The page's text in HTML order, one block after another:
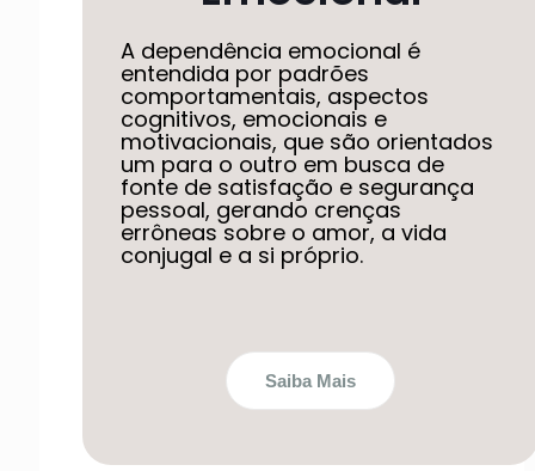
A dependência emocional é
entendida por padrões
comportamentais, aspectos
cognitivos, emocionais e
motivacionais, que são orientados
um para o outro em busca de
fonte de satisfação e segurança
pessoal, gerando crenças
errôneas sobre o amor, a vida
conjugal e a si próprio.
Saiba Mais